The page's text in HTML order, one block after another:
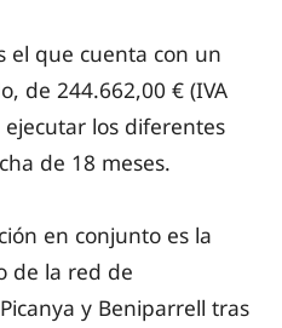
el que cuenta con un
de 244.662,00 € (IVA
los diferentes
de 18 meses.
en conjunto es la
de la red de
y Beniparrell tras